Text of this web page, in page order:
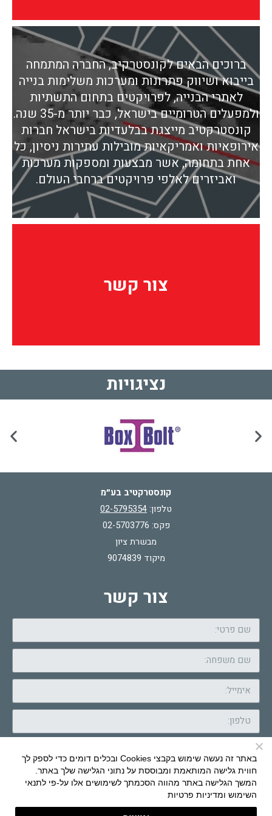
ברוכים הבאים לקונסטרקיב, החברה המתמחה
בייבוא ושיווק פתרונות ומערכות משלימות בנייה
לאתרי הבנייה, לפרויקטים בתחום התשתיות
ולמפעלים הטרומיים בישראל, כבר יותר מ-35 שנה.
קונסטרקטיב מייצגת בבלעדיות בישראל חברות
אירופאיות ואמריקאיות מובילות עתירות ניסיון, כל
אחת בתחומה, אשר מבצעות ומספקות מערכות
ואביזרים לאלפי פרויקטים ברחבי העולם.
צור קשר
צור קשר
נציגויות
קונסטרקטיב בע״מ
טלפון: 02-5795354
פקס: 02-5703776
מבשרת ציון
מיקוד 9074839
צור קשר
שלח
Brand Com & Design: HERZ
באתר זה נעשה שימוש בקבצי Cookies ובכלים דומים כדי לספק לך
חווית גלישה המותאמת ומבוססת על נתוני הגלישה שלך באתר.
המשך הגלישה באתר מהווה הסכמתך לשימושים אלו על-פי לתנאי
השימוש ומדיניות פרטיות